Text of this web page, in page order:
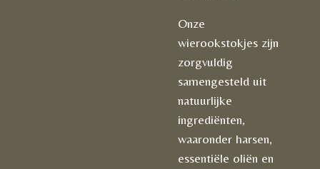
Onze
wierookstokjes zijn
zorgvuldig
samengesteld uit
natuurlijke
ingrediënten,
waaronder harsen,
essentiële oliën en